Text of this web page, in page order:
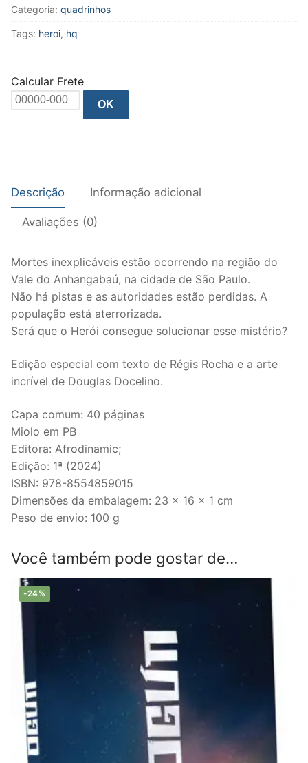
Categoria: quadrinhos
Tags: heroi, hq
Calcular Frete
OK
Descrição Informação adicional
Avaliações (0)
Mortes inexplicáveis estão ocorrendo na região do
Vale do Anhangabaú, na cidade de São Paulo.
Não há pistas e as autoridades estão perdidas. A
população está aterrorizada.
Será que o Herói consegue solucionar esse mistério?
Edição especial com texto de Régis Rocha e a arte
incrível de Douglas Docelino.
Capa comum: 40 páginas
Miolo em PB
Editora: Afrodinamic;
Edição: 1ª (2024)
ISBN: 978-8554859015
Dimensões da embalagem: 23 x 16 x 1 cm
Peso de envio: 100 g
Você também pode gostar de…
-24%